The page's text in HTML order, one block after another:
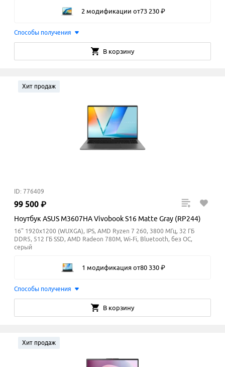
2 модификации от73 230 ₽
Способы получения
В корзину
Хит продаж
ID: 776409
99 500 ₽
Ноутбук ASUS M3607HA Vivobook S16 Matte Gray (RP244)
16" 1920x1200 (WUXGA), IPS, AMD Ryzen 7 260, 3800 МГц, 32 ГБ
DDR5, 512 ГБ SSD, AMD Radeon 780M, Wi-Fi, Bluetooth, без ОС,
серый
1 модификация от80 330 ₽
Способы получения
В корзину
Хит продаж